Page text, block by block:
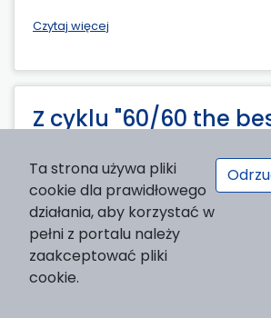
Czytaj więcej
Z cyklu "60/60 the
publikacji z 60 lat
SPCh]
2026-01-09
Piotr Leśniak:
Ta strona używa pliki
cookie dla prawidłowego
działania, aby korzystać w
pełni z portalu należy
zaakceptować pliki
cookie.